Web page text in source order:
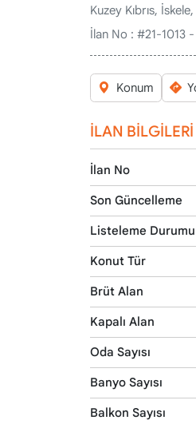
Kuzey Kıbrıs,
İlan No : #21-1013
Konum
İLAN BİLGİLERİ
İlan No
Son Güncelleme
Listeleme Durumu
Konut Tür
Brüt Alan
Kapalı Alan
Oda Sayısı
Banyo Sayısı
Balkon Sayısı